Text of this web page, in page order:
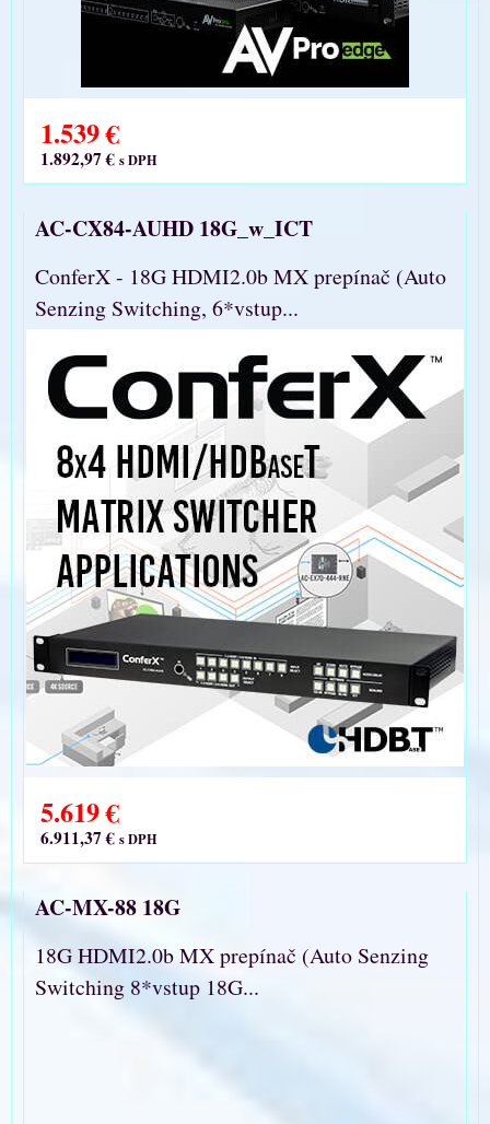
1.539 €
1.892,97 € s DPH
​AC-CX84-AUHD 18G_w_ICT
ConferX - 18G HDMI2.0b MX prepínač (Auto
Senzing Switching, 6*vstup...
5.619 €
6.911,37 € s DPH
AC-MX-88 18G
18G HDMI2.0b MX prepínač (Auto Senzing
Switching 8*vstup 18G...